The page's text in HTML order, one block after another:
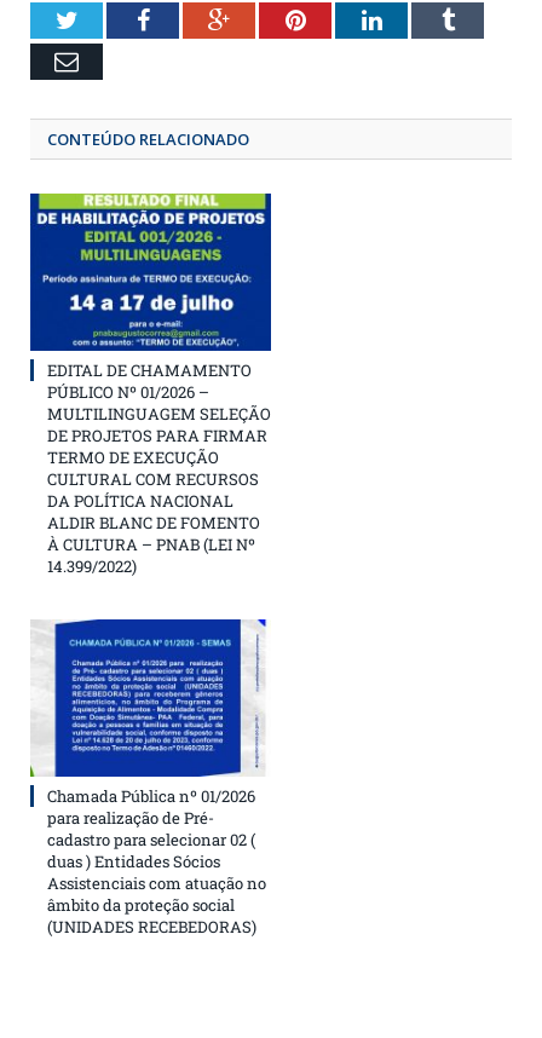
TwitterFacebookGoogle+Pinterest
LinkedIn
Email
CONTEÚDO RELACIONADO
EDITAL DE CHAMAMENTO
PÚBLICO Nº 01/2026 –
MULTILINGUAGEM SELEÇÃO
DE PROJETOS PARA FIRMAR
TERMO DE EXECUÇÃO
CULTURAL COM RECURSOS
DA POLÍTICA NACIONAL
ALDIR BLANC DE FOMENTO
À CULTURA – PNAB (LEI Nº
14.399/2022)
Chamada Pública nº 01/2026
para realização de Pré-
cadastro para selecionar 02 (
duas ) Entidades Sócios
Assistenciais com atuação no
âmbito da proteção social
(UNIDADES RECEBEDORAS)